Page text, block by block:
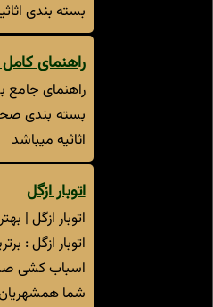
بسته بندی
راهنمای
راهنمای جامع
بسته بندی
اثاثیه میباشد
اتوبار ازگل
اتوبار ازگل |
اتوبار ازگل :
اسباب کشی صد
شما